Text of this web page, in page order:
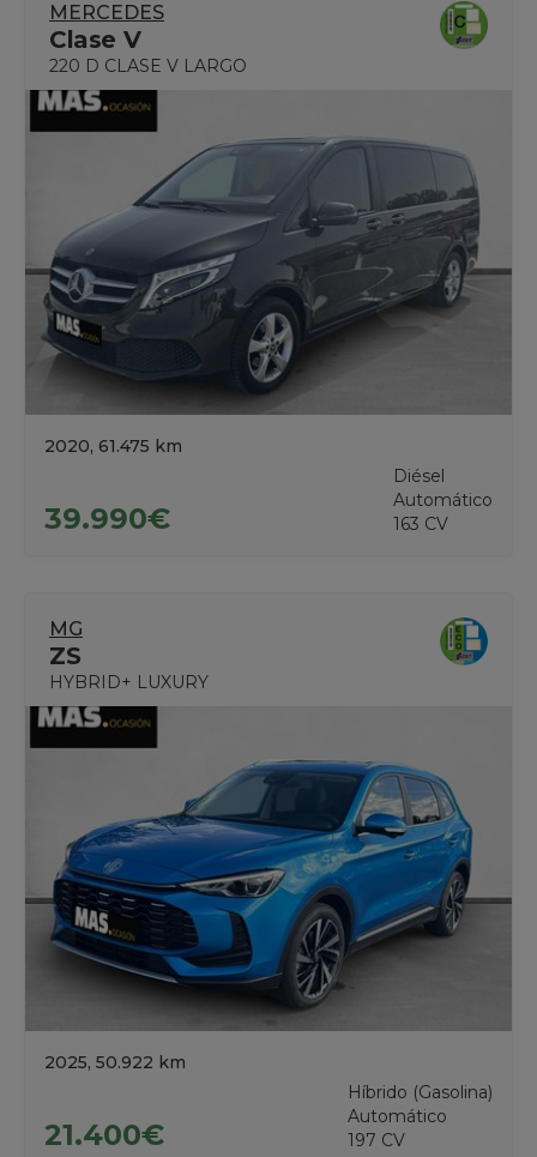
MERCEDES
Clase V
220 D CLASE V LARGO
2020, 61.475 km
39.990€
Diésel
Automático
163 CV
MG
ZS
HYBRID+ LUXURY
2025, 50.922 km
21.400€
Híbrido (Gasolina)
Automático
197 CV